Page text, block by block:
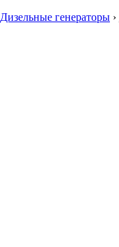
Дизельные генераторы ›